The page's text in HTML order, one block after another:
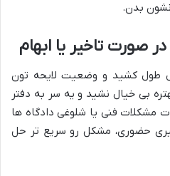
بدن.
صورت تاخیر یا ابهام
طول کشید و وضعیت لایحه تون
بی خیال نشید و یه سر به دفتر
مشکلات فنی یا شلوغی دادگاه ها
حضوری، مشکل رو سریع تر حل